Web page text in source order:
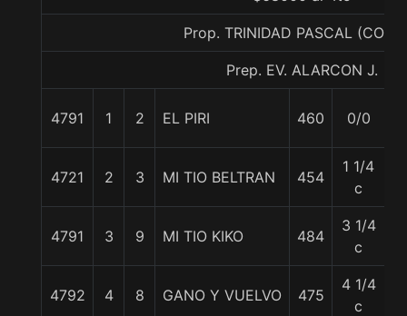
Prop. TRINIDAD PASCAL
Prep. EV. ALARCON J.
4791 1 2 EL PIRI 460 0/0
4721 2 3 MI TIO BELTRAN 454
1 1/4
c
4791 3 9 MI TIO KIKO 484
3 1/4
c
4792 4 8 GANO Y VUELVO 475
4 1/4
c